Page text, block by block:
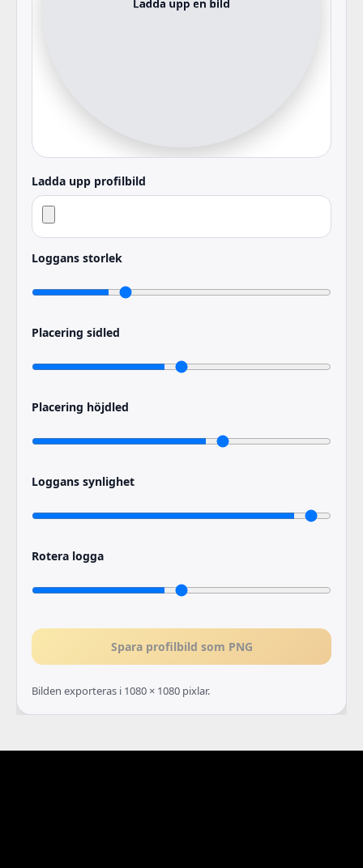
Ladda upp profilbild
Loggans storlek
Placering sidled
Placering höjdled
Loggans synlighet
Rotera logga
Spara profilbild som PNG
Bilden exporteras i 1080 × 1080 pixlar.